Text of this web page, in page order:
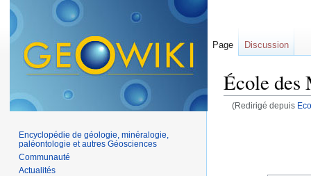
École des
(Redirigé depuis
Page Discussion
Encyclopédie de géologie, minéralogie,
paléontologie et autres Géosciences
Communauté
Actualités